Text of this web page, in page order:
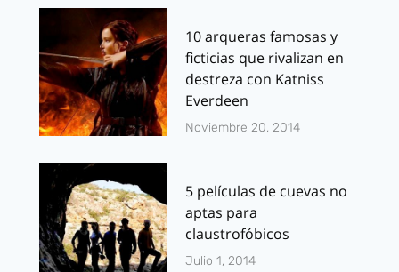
10 arqueras famosas y
ficticias que rivalizan en
destreza con Katniss
Everdeen
Noviembre 20, 2014
5 películas de cuevas no
aptas para
claustrofóbicos
Julio 1, 2014